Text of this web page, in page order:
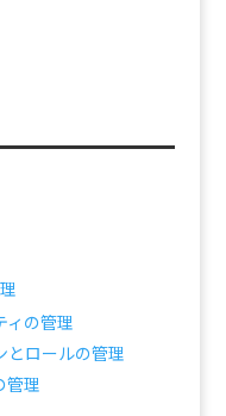
ィの管理
とロールの管理
管理